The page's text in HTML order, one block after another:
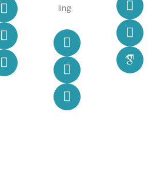
i
n
k
e
d
i
n
s
t
a
g
r
i
t
h
u
b
ling.
L
i
n
k
e
d
i
I
n
s
t
a
g
r
F
a
c
e
b
o
o
i
n
k
e
d
i
i
t
h
u
b
c
a
d
e
m
i